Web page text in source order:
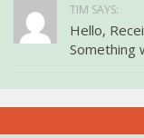
TIM SAYS:
Hello,
Something